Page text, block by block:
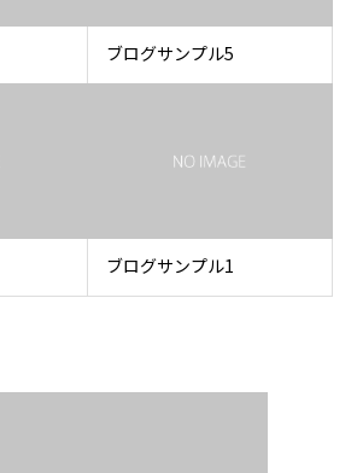
ブログサンプル5
ブログサンプル1